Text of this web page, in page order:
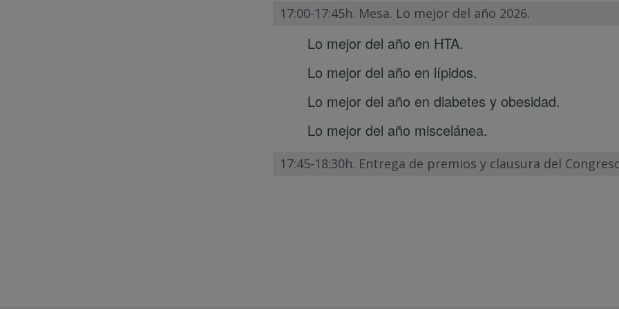
17:00-17:45h. Mesa. Lo mejor del año 2026.
Lo mejor del año en HTA.
Lo mejor del año en lípidos.
Lo mejor del año en diabetes y obesidad.
Lo mejor del año miscelánea.
17:45-18:30h. Entrega de premios y clausura del